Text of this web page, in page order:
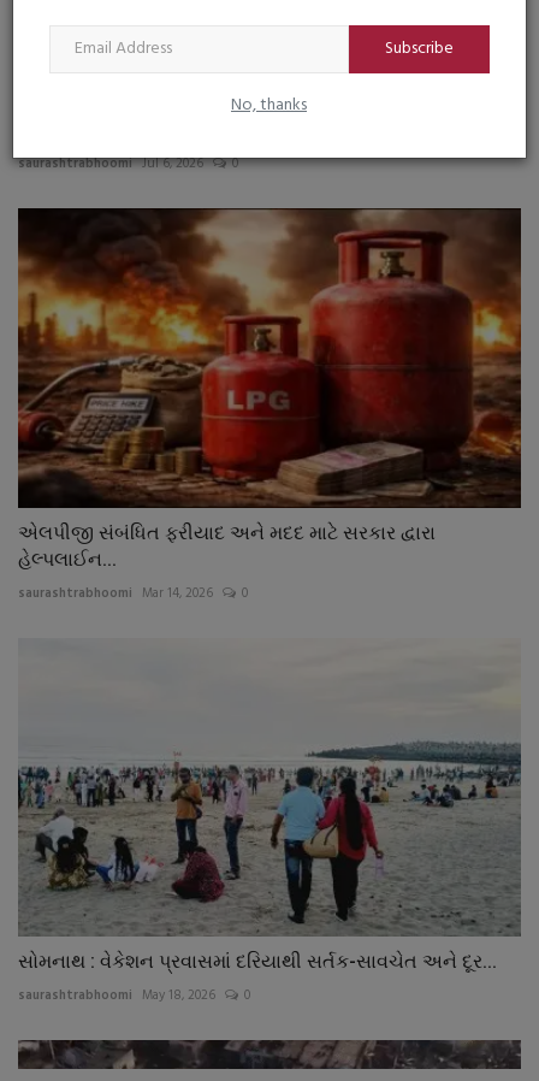
Subscribe
No, thanks
સૈયદરાજપરાનાં દરિયા કાંઠે છ બોટ ભારે પવન અને દરિયાના
saurashtrabhoomi Jul 6, 2026 0
એલપીજી સંબંધિત ફરીયાદ અને મદદ માટે સરકાર દ્વારા
હેલ્પલાઈન...
saurashtrabhoomi Mar 14, 2026 0
સોમનાથ : વેકેશન પ્રવાસમાં દરિયાથી સર્તક-સાવચેત અને દૂર...
saurashtrabhoomi May 18, 2026 0